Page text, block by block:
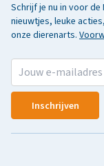
Schrijf je nu in voor
nieuwtjes, leuke
onze dierenarts.
Inschrijven